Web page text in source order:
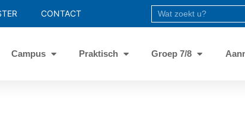
CONTACT
Campus Praktisch Groep 7/8